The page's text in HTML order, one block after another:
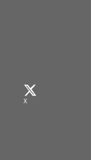
X